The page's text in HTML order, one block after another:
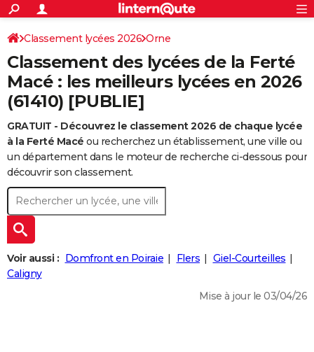
ACTUALITÉS
Politique
Société
Faits Divers
Education
Monde
Villes
+
SPORT
Coupe du monde 2026
Football
Tennis
Cyclisme
Rugby
Forum
CULTURE
Programme TV
TNT
Streaming
Cinéma
Sorties cinéma
Musique
+
FINANCE
Retraite
Impôts
Epargne
Immobilier
Risques naturels par ville
Banque
Assurance
Crédit
AUTO
Essais
Réserver un essai
Citadines
Berlines
SUV
Forum auto
+
HIGH-TECH
BRICOLAGE
Forum
Aménagement intérieur
Extérieur
Cuisine
Salle de bains
Jardinage
Rangement
+WEEK-END
Guides de France
Escapades
Patrimoine
Expositions
Musées
Week-end nature
+
LIFESTYLE
Art de vivre
Bien-être
Loisirs
Mode
Modes de vie
+SANTE
S'inscrire
Connexion
Classement lycées 2026 Orne
Classement des lycées de la Ferté
Macé : les meilleurs lycées en 2026
(61410) [PUBLIE]
GRATUIT - Découvrez le classement 2026 de chaque lycée
à la Ferté Macé ou recherchez un établissement, une ville ou
un département dans le moteur de recherche ci-dessous pour
découvrir son classement.
Voir aussi : Domfront en Poiraie Flers
Giel-Courteilles
Caligny
Mise à jour le 03/04/26